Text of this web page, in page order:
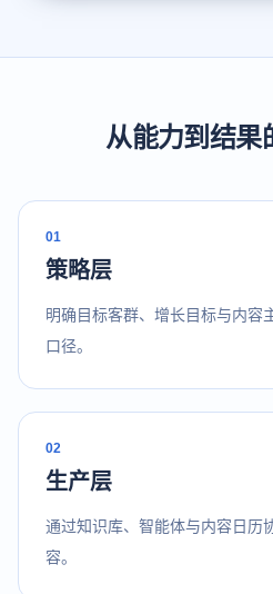
从能力到结果
01
策略层
明确目标客群、增长目标与内容
口径。
02
生产层
通过知识库、智能体与内容日历
容。